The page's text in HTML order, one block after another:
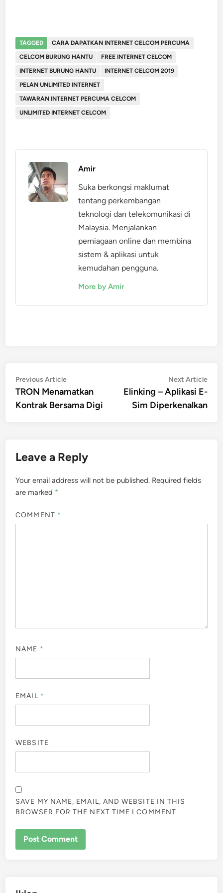
TAGGED
CARA DAPATKAN INTERNET CELCOM PERCUMA
CELCOM BURUNG HANTU
FREE INTERNET CELCOM
INTERNET BURUNG HANTU
INTERNET CELCOM 2019
PELAN UNLIMITED INTERNET
TAWARAN INTERNET PERCUMA CELCOM
UNLIMITED INTERNET CELCOM
Amir
Suka berkongsi maklumat
tentang perkembangan
teknologi dan telekomunikasi di
Malaysia. Menjalankan
perniagaan online dan membina
sistem & aplikasi untuk
kemudahan pengguna.
More by Amir
Post
navigation
Previous ArticlePrevious
article:
TRON Menamatkan
Kontrak Bersama Digi
Next Article
Elinking – Aplikasi E-
Sim Diperkenalkan
Leave a Reply
Your email address will not be published. Required fields
are marked *
COMMENT *
NAME *
EMAIL *
WEBSITE
SAVE MY NAME, EMAIL, AND WEBSITE IN THIS
BROWSER FOR THE NEXT TIME I COMMENT.